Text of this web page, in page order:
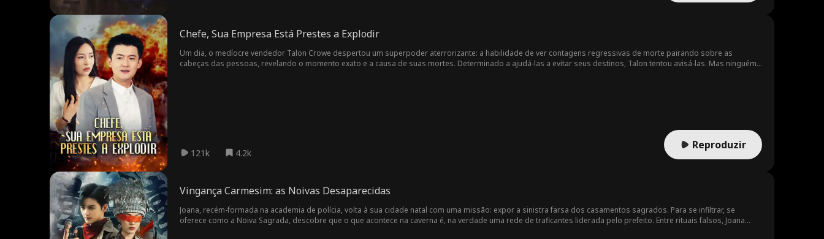
Chefe, Sua Empresa Está Prestes a Explodir
Um dia, o medíocre vendedor Talon Crowe despertou um superpoder aterrorizante: a habilidade de ver contagens regressivas de morte pairando sobre as
cabeças das pessoas, revelando o momento exato e a causa de suas mortes. Determinado a ajudá-las a evitar seus destinos, Talon tentou avisá-las. Mas ninguém
121k 4.2k
Reproduzir
Vingança Carmesim: as Noivas Desaparecidas
Joana, recém-formada na academia de polícia, volta à sua cidade natal com uma missão: expor a sinistra farsa dos casamentos sagrados. Para se infiltrar, se
oferece como a Noiva Sagrada, descobre que o que acontece na caverna é, na verdade uma rede de traficantes liderada pelo prefeito. Entre rituais falsos, Joana